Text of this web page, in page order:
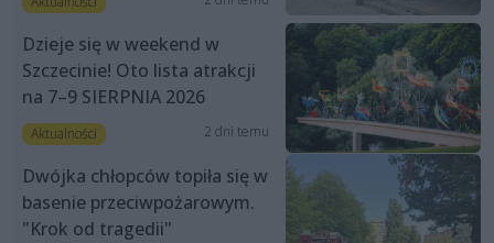
Dzieje się w weekend w
Szczecinie! Oto lista atrakcji
na 7–9 SIERPNIA 2026
Aktualności 2 dni temu
Dwójka chłopców topiła się w
basenie przeciwpożarowym.
"Krok od tragedii"